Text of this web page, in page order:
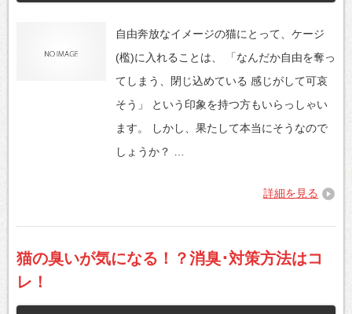
自由奔放なイメージの猫にとって、ケージ
(檻)に入れることは、 「なんだか自由を奪っ
てしまう、閉じ込めている 感じがして可哀
そう」 という印象を持つ方もいらっしゃい
ます。 しかし、果たして本当にそうなので
しょうか？ …
詳細を見る
猫の臭いが気になる！？消臭･対策方法はコ
レ！